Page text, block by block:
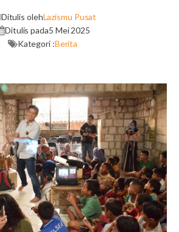
Ditulis olehLazismu Pusat
Ditulis pada5 Mei 2025
Kategori :Berita